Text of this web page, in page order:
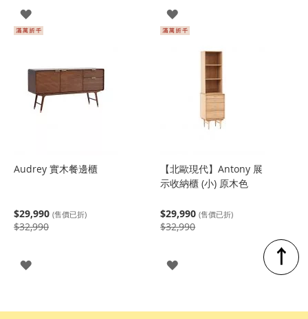
登
入
登
入
Audrey 實木餐邊櫃
$29,990 (售價已折)
$32,990
登
【北歐現代】Antony 展
示收納櫃 (小) 原木色
$29,990 (售價已折)
$32,990
登
↑